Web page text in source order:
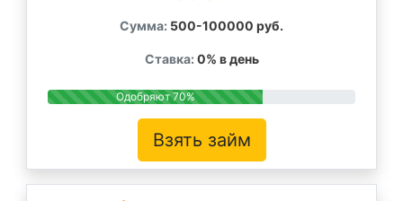
Сумма: 500-100000 руб.
Ставка: 0% в день
Одобряют 70%
Взять займ